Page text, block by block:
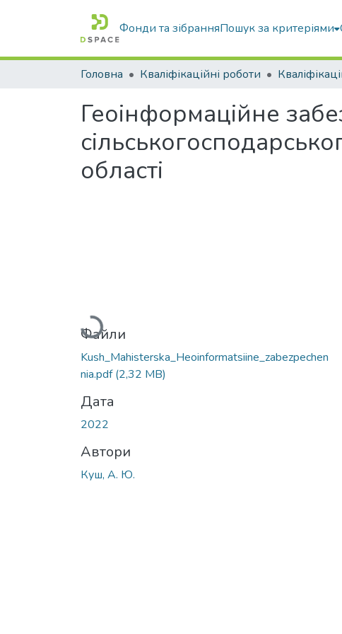
Фонди та зібранняПошук за критеріями
Головна Кваліфікаційні роботи
Геоінформаційне
області
Вантажиться...
Файли
Kush_Мahisterska_Heoinformatsiine_zabezpechen
nia.pdf(2,32 MB)
Дата
2022
Автори
Куш, А. Ю.